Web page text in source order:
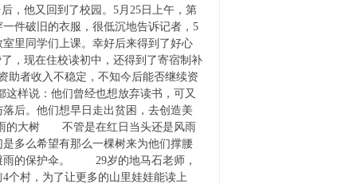
，他又回到了校园。5月25日上午，第
件破旧的衣服，很低沉地告诉记者，5
里同学们上课。幸好后来得到了好心
，现在住校读初中，还得到了寄宿制补
助者收入不稳定，不知今后能否继续资
样说：他们曾经也想放弃读书，可又
后。他们想早日走出贫困，去创造美
的大树 不管是在红日当头还是风雨
多么希望有那么一棵树来为他们撑腰
雨的保护伞。 29岁的地马石老师，
个村，为了让更多的山里娃娃能读上